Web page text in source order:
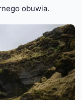
obuwia.